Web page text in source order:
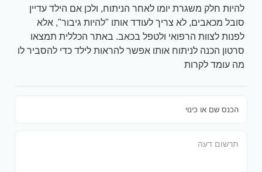
להיות חלק משגרת יומו לאחר הניתוח, ולכן אם הילד עדיין
סובל מכאבים, לא צריך לעודד אותו "להיות גיבור", אלא
לפנות לצוות הרפואי ולטפל בכאב. באתר הכללית תמצאו
סרטון הכנה לניתוח אותו אפשר להראות לילד כדי להסביר לו
מה עומד לקרות